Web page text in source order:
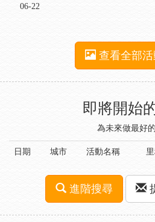
06-22
查看全部
即將開始
為未來做最好
日期 城市 活動名稱
進階搜尋